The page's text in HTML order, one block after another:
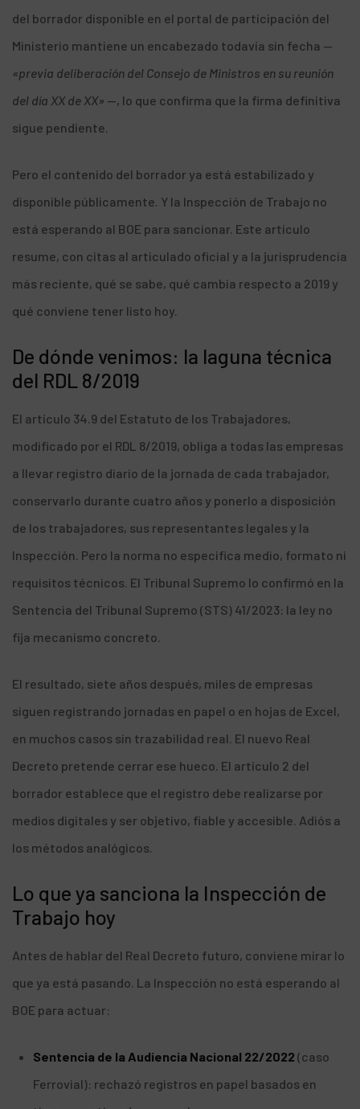
del borrador disponible en el portal de participación del
Ministerio mantiene un encabezado todavía sin fecha —
«previa deliberación del Consejo de Ministros en su reunión
del día XX de XX» —, lo que confirma que la firma definitiva
sigue pendiente.
Pero el contenido del borrador ya está estabilizado y
disponible públicamente. Y la Inspección de Trabajo no
está esperando al BOE para sancionar. Este artículo
resume, con citas al articulado oficial y a la jurisprudencia
más reciente, qué se sabe, qué cambia respecto a 2019 y
qué conviene tener listo hoy.
De dónde venimos: la laguna técnica
del RDL 8/2019
El artículo 34.9 del Estatuto de los Trabajadores,
modificado por el RDL 8/2019, obliga a todas las empresas
a llevar registro diario de la jornada de cada trabajador,
conservarlo durante cuatro años y ponerlo a disposición
de los trabajadores, sus representantes legales y la
Inspección. Pero la norma no especifica medio, formato ni
requisitos técnicos. El Tribunal Supremo lo confirmó en la
Sentencia del Tribunal Supremo (STS) 41/2023: la ley no
fija mecanismo concreto.
El resultado, siete años después, miles de empresas
siguen registrando jornadas en papel o en hojas de Excel,
en muchos casos sin trazabilidad real. El nuevo Real
Decreto pretende cerrar ese hueco. El artículo 2 del
borrador establece que el registro debe realizarse por
medios digitales y ser objetivo, fiable y accesible. Adiós a
los métodos analógicos.
Lo que ya sanciona la Inspección de
Trabajo hoy
Antes de hablar del Real Decreto futuro, conviene mirar lo
que ya está pasando. La Inspección no está esperando al
BOE para actuar:
Sentencia de la Audiencia Nacional 22/2022 (caso
Ferrovial): rechazó registros en papel basados en